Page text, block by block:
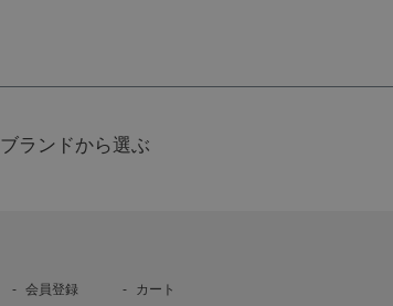
ブランドから選ぶ
会員登録 カート